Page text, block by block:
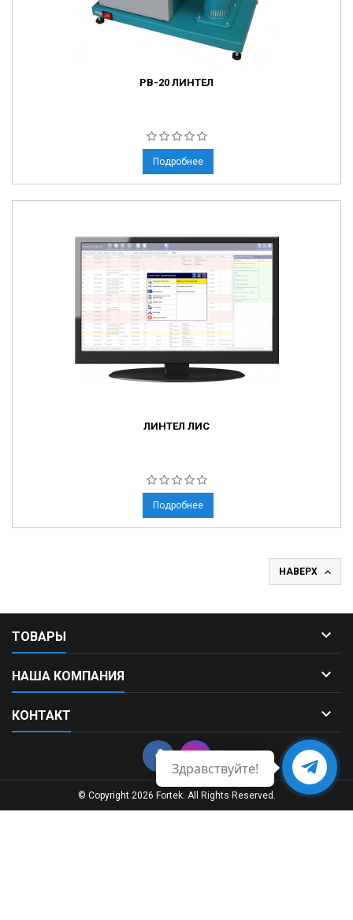
РВ-20 ЛИНТЕЛ
Подробнее
ЛИНТЕЛ ЛИС
Подробнее
НАВЕРХ 
ТОВАРЫ 
НАША КОМПАНИЯ 
КОНТАКТ 
Свяжитесь
с нами
Здравствуйте!
© Copyright 2026 Fortek. All Rights Reserved.